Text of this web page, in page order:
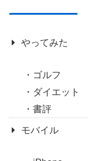
やってみた
ゴルフ
ダイエット
書評
モバイル